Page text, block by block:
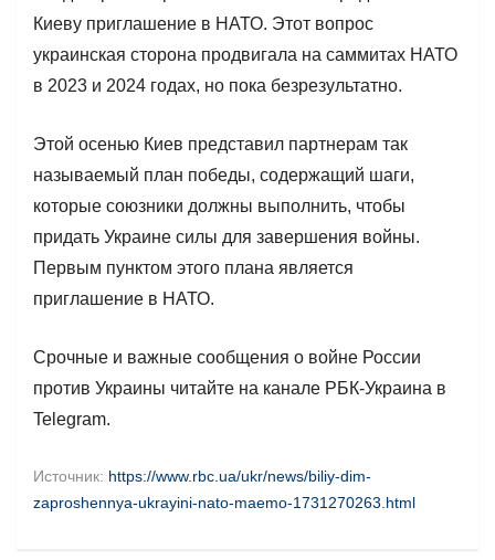
Киеву приглашение в НАТО. Этот вопрос
украинская сторона продвигала на саммитах НАТО
в 2023 и 2024 годах, но пока безрезультатно.
Этой осенью Киев представил партнерам так
называемый план победы, содержащий шаги,
которые союзники должны выполнить, чтобы
придать Украине силы для завершения войны.
Первым пунктом этого плана является
приглашение в НАТО.
Срочные и важные сообщения о войне России
против Украины читайте на канале РБК-Украина в
Telegram.
Источник: https://www.rbc.ua/ukr/news/biliy-dim-
zaproshennya-ukrayini-nato-maemo-1731270263.html